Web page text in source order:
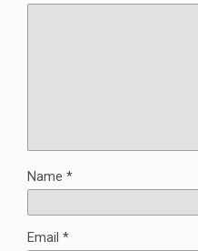
Name *
Email *